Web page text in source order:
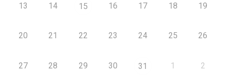
13 14 15 16 17 18 19
20 21 22 23 24 25 26
27 28 29 30 31 1 2